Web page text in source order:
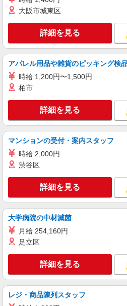
大阪市城東区
詳細を見る
アパレル用品や雑貨のピッキング検
時給 1,200円〜1,500円
柏市
詳細を見る
マンションの受付・案内スタッフ
時給 2,000円
渋谷区
詳細を見る
大学病院の中材滅菌
月給 254,160円
足立区
詳細を見る
レジ・商品陳列スタッフ